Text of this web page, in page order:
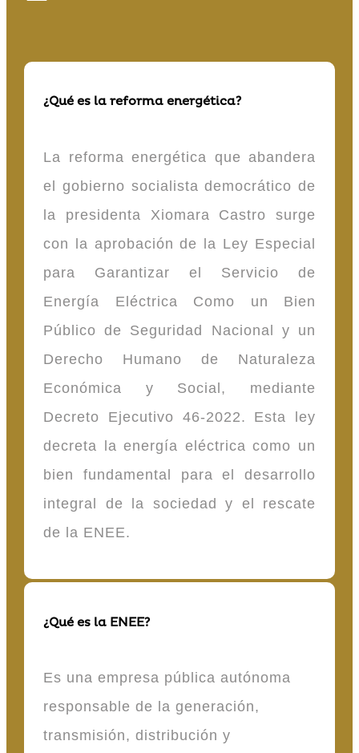
¿Qué es la reforma energética?
La reforma energética que abandera
el gobierno socialista democrático de
la presidenta Xiomara Castro surge
con la aprobación de la Ley Especial
para Garantizar el Servicio de
Energía Eléctrica Como un Bien
Público de Seguridad Nacional y un
Derecho Humano de Naturaleza
Económica y Social, mediante
Decreto Ejecutivo 46-2022. Esta ley
decreta la energía eléctrica como un
bien fundamental para el desarrollo
integral de la sociedad y el rescate
de la ENEE.
¿Qué es la ENEE?
Es una empresa pública autónoma
responsable de la generación,
transmisión, distribución y